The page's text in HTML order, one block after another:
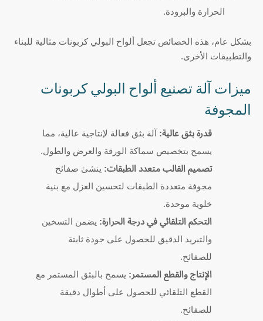
الحرارة والبرودة.
بشكل عام، هذه الخصائص تجعل ألواح البولي كربونات مثالية للبناء
والتطبيقات الأخرى.
ميزات آلة تصنيع ألواح البولي كربونات
المجوفة
قدرة بثق عالية: آلة بثق فعالة لإنتاجية عالية، مما
يسمح بتخصيص سماكة الورقة والعرض والطول.
تصميم القالب متعدد الطبقات: ينشئ صفائح
مجوفة متعددة الطبقات لتحسين العزل مع بنية
خلوية موحدة.
التحكم التلقائي في درجة الحرارة: يضمن التسخين
والتبريد الدقيق للحصول على جودة ثابتة
للصفائح.
الإنتاج والقطع المستمر: يسمح بالبثق المستمر مع
القطع التلقائي للحصول على أطوال دقيقة
للصفائح.